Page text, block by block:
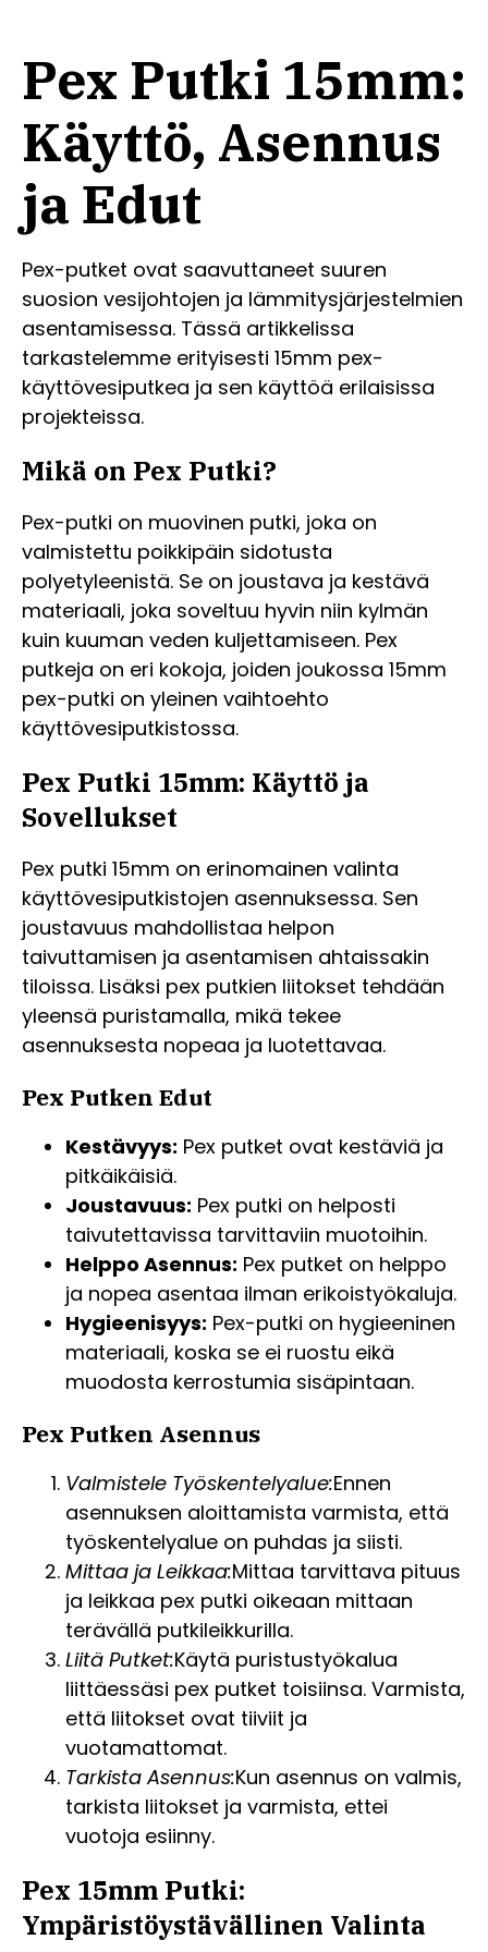
Pex Putki 15mm:
Käyttö, Asennus
ja Edut
Pex-putket ovat saavuttaneet suuren
suosion vesijohtojen ja lämmitysjärjestelmien
asentamisessa. Tässä artikkelissa
tarkastelemme erityisesti 15mm pex-
käyttövesiputkea ja sen käyttöä erilaisissa
projekteissa.
Mikä on Pex Putki?
Pex-putki on muovinen putki, joka on
valmistettu poikkipäin sidotusta
polyetyleenistä. Se on joustava ja kestävä
materiaali, joka soveltuu hyvin niin kylmän
kuin kuuman veden kuljettamiseen. Pex
putkeja on eri kokoja, joiden joukossa 15mm
pex-putki on yleinen vaihtoehto
käyttövesiputkistossa.
Pex Putki 15mm: Käyttö ja
Sovellukset
Pex putki 15mm on erinomainen valinta
käyttövesiputkistojen asennuksessa. Sen
joustavuus mahdollistaa helpon
taivuttamisen ja asentamisen ahtaissakin
tiloissa. Lisäksi pex putkien liitokset tehdään
yleensä puristamalla, mikä tekee
asennuksesta nopeaa ja luotettavaa.
Pex Putken Edut
Kestävyys: Pex putket ovat kestäviä ja
pitkäikäisiä.
Joustavuus: Pex putki on helposti
taivutettavissa tarvittaviin muotoihin.
Helppo Asennus: Pex putket on helppo
ja nopea asentaa ilman erikoistyökaluja.
Hygieenisyys: Pex-putki on hygieeninen
materiaali, koska se ei ruostu eikä
muodosta kerrostumia sisäpintaan.
Pex Putken Asennus
Valmistele Työskentelyalue:Ennen
asennuksen aloittamista varmista, että
työskentelyalue on puhdas ja siisti.
Mittaa ja Leikkaa:Mittaa tarvittava pituus
ja leikkaa pex putki oikeaan mittaan
terävällä putkileikkurilla.
Liitä Putket:Käytä puristustyökalua
liittäessäsi pex putket toisiinsa. Varmista,
että liitokset ovat tiiviit ja
vuotamattomat.
Tarkista Asennus:Kun asennus on valmis,
tarkista liitokset ja varmista, ettei
vuotoja esiinny.
Pex 15mm Putki:
Ympäristöystävällinen Valinta